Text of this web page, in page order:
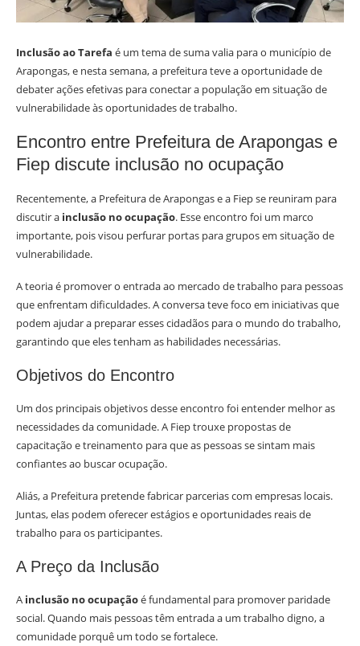
Inclusão ao Tarefa é um tema de suma valia para o município de
Arapongas, e nesta semana, a prefeitura teve a oportunidade de
debater ações efetivas para conectar a população em situação de
vulnerabilidade às oportunidades de trabalho.
Encontro entre Prefeitura de Arapongas e
Fiep discute inclusão no ocupação
Recentemente, a Prefeitura de Arapongas e a Fiep se reuniram para
discutir a inclusão no ocupação. Esse encontro foi um marco
importante, pois visou perfurar portas para grupos em situação de
vulnerabilidade.
A teoria é promover o entrada ao mercado de trabalho para pessoas
que enfrentam dificuldades. A conversa teve foco em iniciativas que
podem ajudar a preparar esses cidadãos para o mundo do trabalho,
garantindo que eles tenham as habilidades necessárias.
Objetivos do Encontro
Um dos principais objetivos desse encontro foi entender melhor as
necessidades da comunidade. A Fiep trouxe propostas de
capacitação e treinamento para que as pessoas se sintam mais
confiantes ao buscar ocupação.
Aliás, a Prefeitura pretende fabricar parcerias com empresas locais.
Juntas, elas podem oferecer estágios e oportunidades reais de
trabalho para os participantes.
A Preço da Inclusão
A inclusão no ocupaçãoé fundamental para promover paridade
social. Quando mais pessoas têm entrada a um trabalho digno, a
comunidade porquê um todo se fortalece.